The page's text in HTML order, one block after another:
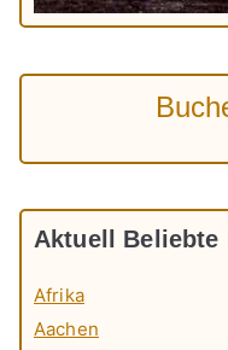
Aktuell Beliebte
Afrika
Aachen